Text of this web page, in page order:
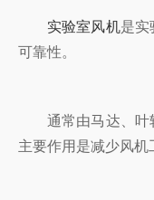
实验室风机是实
可靠性。
通常由马达、叶
主要作用是减少风机工